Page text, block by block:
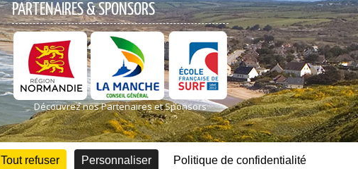
PARTENAIRES & SPONSORS
Découvrez nos Partenaires et Sponsors
Tout refuser Personnaliser Politique de confidentialité